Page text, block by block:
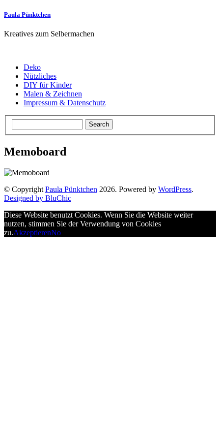
Paula Pünktchen
Kreatives zum Selbermachen
Deko
Nützliches
DIY für Kinder
Malen & Zeichnen
Impressum & Datenschutz
Memoboard
© Copyright Paula Pünktchen 2026. Powered by WordPress.
Designed by BluChic
Diese Website benutzt Cookies. Wenn Sie die Website weiter
nutzen, stimmen Sie der Verwendung von Cookies
zu.AkzeptierenNo